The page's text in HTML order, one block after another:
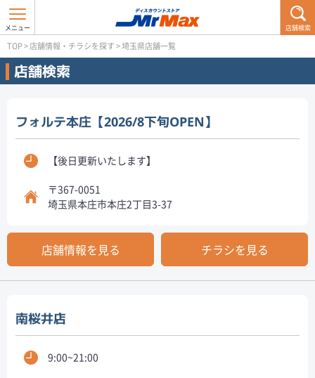
店舗検索
TOP>店舗情報・チラシを探す>埼玉県店舗一覧
店舗検索
フォルテ本庄【2026/8下旬OPEN】
【後日更新いたします】
〒367-0051
埼玉県本庄市本庄2丁目3-37
店舗情報を見る チラシを見る
南桜井店
9:00~21:00